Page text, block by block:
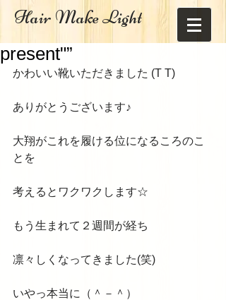
Hair Make Light
present"”
かわいい靴いただきました (T T)
ありがとうございます♪
大翔がこれを履ける位になるころのこ
とを
考えるとワクワクします☆
もう生まれて２週間が経ち
凛々しくなってきました(笑)
いやっ本当に（＾－＾）